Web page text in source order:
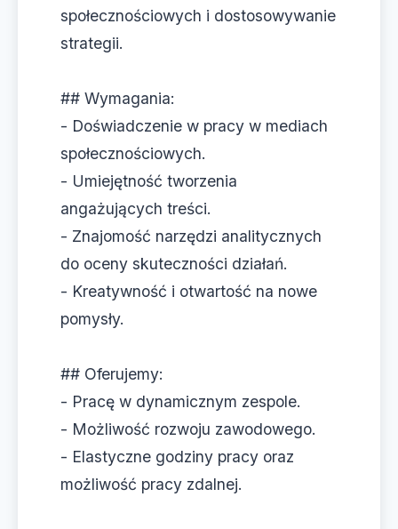
społecznościowych i dostosowywanie
strategii.
## Wymagania:
- Doświadczenie w pracy w mediach
społecznościowych.
- Umiejętność tworzenia
angażujących treści.
- Znajomość narzędzi analitycznych
do oceny skuteczności działań.
- Kreatywność i otwartość na nowe
pomysły.
## Oferujemy:
- Pracę w dynamicznym zespole.
- Możliwość rozwoju zawodowego.
- Elastyczne godziny pracy oraz
możliwość pracy zdalnej.